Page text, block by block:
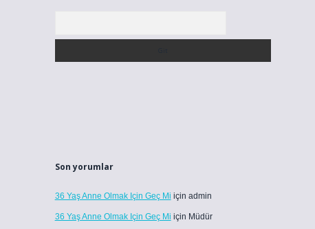
Son yorumlar
36 Yaş Anne Olmak Için Geç Mi için admin
36 Yaş Anne Olmak Için Geç Mi için Müdür